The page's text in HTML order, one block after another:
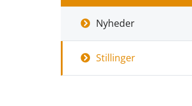
Nyheder
Stillinger